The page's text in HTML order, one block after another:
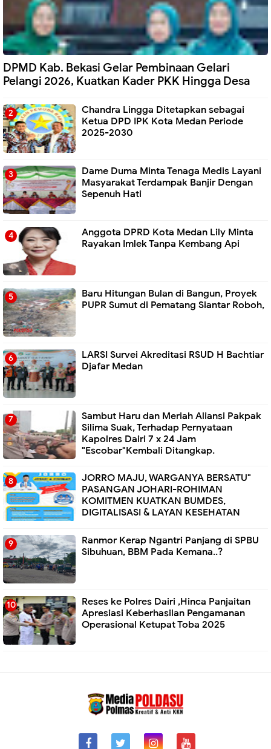
DPMD Kab. Bekasi Gelar Pembinaan Gelari
Pelangi 2026, Kuatkan Kader PKK Hingga Desa
Chandra Lingga Ditetapkan sebagai
Ketua DPD IPK Kota Medan Periode
2025-2030
Dame Duma Minta Tenaga Medis Layani
Masyarakat Terdampak Banjir Dengan
Sepenuh Hati
Anggota DPRD Kota Medan Lily Minta
Rayakan Imlek Tanpa Kembang Api
Baru Hitungan Bulan di Bangun, Proyek
PUPR Sumut di Pematang Siantar Roboh,
LARSI Survei Akreditasi RSUD H Bachtiar
Djafar Medan
Sambut Haru dan Meriah Aliansi Pakpak
Silima Suak, Terhadap Pernyataan
Kapolres Dairi 7 x 24 Jam
"Escobar"Kembali Ditangkap.
JORRO MAJU, WARGANYA BERSATU"
PASANGAN JOHARI-ROHIMAN
KOMITMEN KUATKAN BUMDES,
DIGITALISASI & LAYAN KESEHATAN
Ranmor Kerap Ngantri Panjang di SPBU
Sibuhuan, BBM Pada Kemana..?
Reses ke Polres Dairi ,Hinca Panjaitan
Apresiasi Keberhasilan Pengamanan
Operasional Ketupat Toba 2025